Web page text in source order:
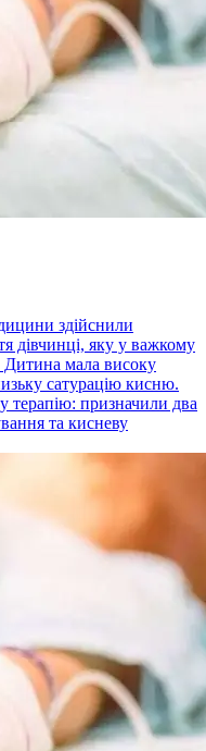
здійснили
дівчинці, яку у важкому
Дитина мала високу
сатурацію кисню.
терапію: призначили два
та кисневу